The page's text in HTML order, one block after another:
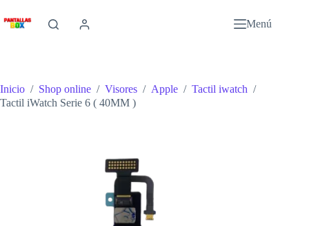
al
contenido
Menú
Inicio / Shop online / Visores / Apple / Tactil iwatch /
Tactil iWatch Serie 6 ( 40MM )